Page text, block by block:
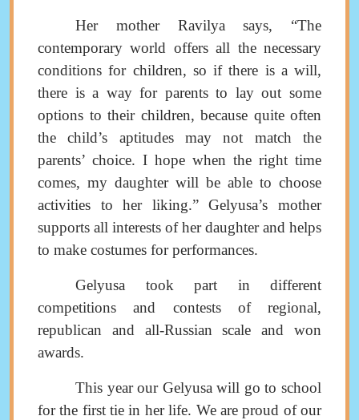
Her mother Ravilya says, “The
contemporary world offers all the necessary
conditions for children, so if there is a will,
there is a way for parents to lay out some
options to their children, because quite often
the child’s aptitudes may not match the
parents’ choice. I hope when the right time
comes, my daughter will be able to choose
activities to her liking.”
Gelyusa’s mother
supports all interests of her daughter and helps
to make costumes for performances.
Gelyusa took part in different
competitions and contests ofregional,
republican and all-Russian scale and won
awards.
This year our Gelyusa will go to school
for the first tie in her life. We are proud of our